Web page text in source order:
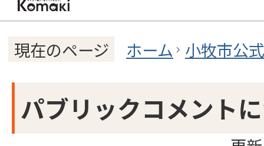
現在のページ ホーム 小牧市公
パブリックコメント